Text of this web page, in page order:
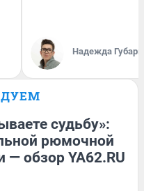
Надежда Губарь
судьбу»:
рюмочной
— обзор YA62.RU